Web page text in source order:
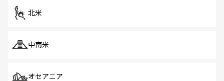
北米
中南米
オセアニア